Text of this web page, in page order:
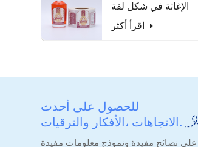
الإغاثة في شكل لفة
لزجاجة الخمور
للحصول على أحدث
الاتجاهات ،الأفكار والترقيات.